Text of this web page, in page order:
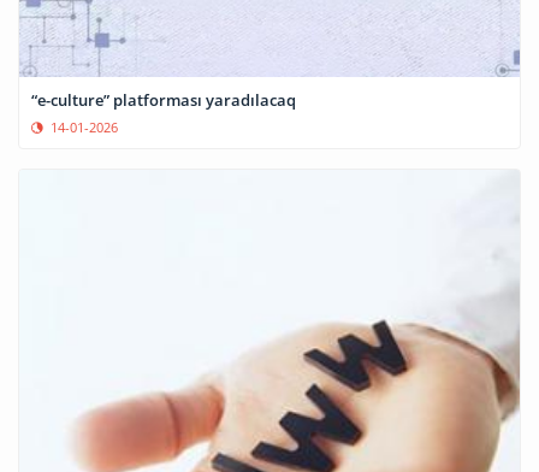
“e-culture” platforması yaradılacaq
14-01-2026